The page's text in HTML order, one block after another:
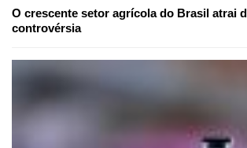
O crescente setor agrícola do Brasil atrai
controvérsia